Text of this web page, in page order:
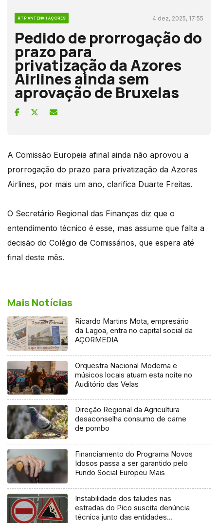
RTP ANTENA 1 AÇORES 4 dez, 2025, 17:55
Pedido de prorrogação do
prazo para
privatização da Azores
Airlines ainda sem
aprovação de Bruxelas
A Comissão Europeia afinal ainda não aprovou a
prorrogação do prazo para privatização da Azores
Airlines, por mais um ano, clarifica Duarte Freitas.
O Secretário Regional das Finanças diz que o
entendimento técnico é esse, mas assume que falta a
decisão do Colégio de Comissários, que espera até
final deste mês.
Mais Notícias
Ricardo Martins Mota, empresário
da Lagoa, entra no capital social da
AÇORMEDIA
Orquestra Nacional Moderna e
músicos locais atuam esta noite no
Auditório das Velas
Direção Regional da Agricultura
desaconselha consumo de carne
de pombo
Financiamento do Programa Novos
Idosos passa a ser garantido pelo
Fundo Social Europeu Mais
Instabilidade dos taludes nas
estradas do Pico suscita denúncia
técnica junto das entidades